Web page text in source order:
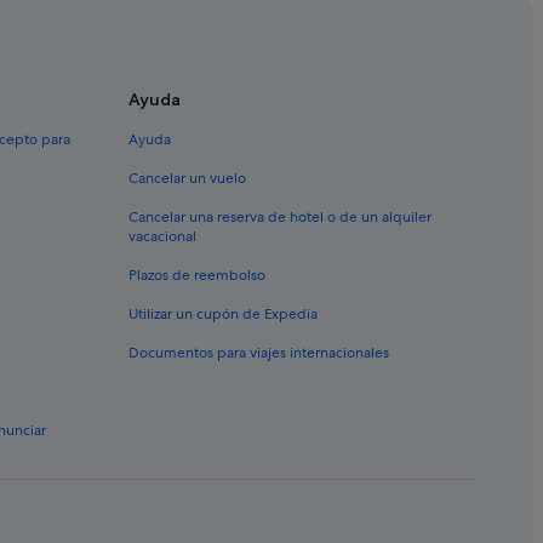
para
Ayuda
Ayuda
Cancelar un vuelo
Cancelar una reserva de hotel o de un alquiler
vacacional
Plazos de reembolso
Utilizar un cupón de Expedia
Documentos para viajes internacionales